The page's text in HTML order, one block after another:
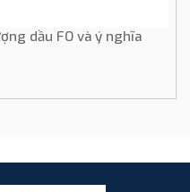
dầu FO và ý nghĩa